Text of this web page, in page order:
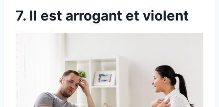
7. Il est arrogant et violent